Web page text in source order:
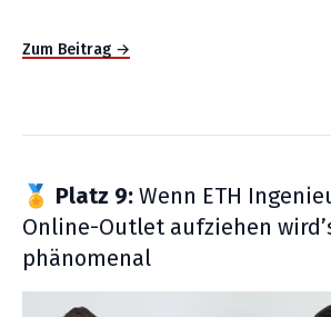
Zum Beitrag →
🏅 Platz 9: Wenn ETH
Online-Outlet aufziehen
phänomenal